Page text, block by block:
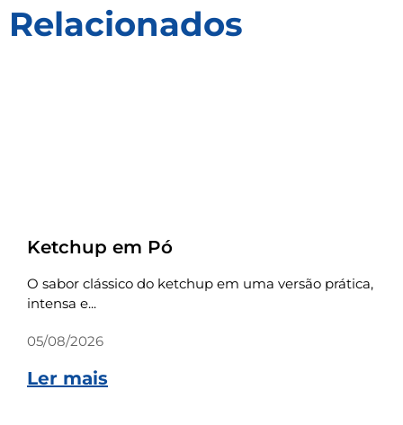
Relacionados
Ketchup em Pó
O sabor clássico do ketchup em uma versão prática,
intensa e...
05/08/2026
Ler mais